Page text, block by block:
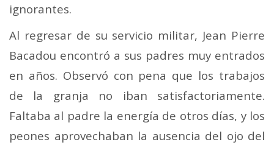
ignorantes.
Al regresar de su servicio militar, Jean Pierre
Bacadou encontró a sus padres muy entrados
en años. Observó con pena que los trabajos
de la granja no iban satisfactoriamente.
Faltaba al padre la energía de otros días, y los
peones aprovechaban la ausencia del ojo del